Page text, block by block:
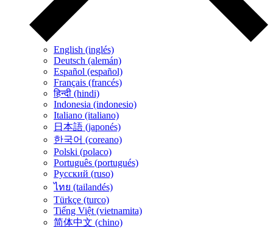
English (inglés)
Deutsch (alemán)
Español (español)
Français (francés)
हिन्दी (hindi)
Indonesia (indonesio)
Italiano (italiano)
日本語 (japonés)
한국어 (coreano)
Polski (polaco)
Português (portugués)
Русский (ruso)
ไทย (tailandés)
Türkçe (turco)
Tiếng Việt (vietnamita)
简体中文 (chino)